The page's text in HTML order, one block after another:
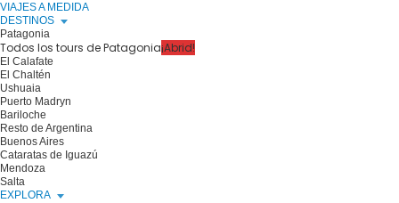
VIAJES A MEDIDA
DESTINOS
Patagonia
Todos los tours de Patagonia¡Abrid!
El Calafate
El Chaltén
Ushuaia
Puerto Madryn
Bariloche
Resto de Argentina
Buenos Aires
Cataratas de Iguazú
Mendoza
Salta
EXPLORA